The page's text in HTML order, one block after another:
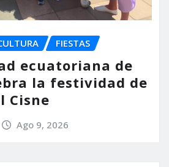
FIESTAS
ecuatoriana de
la festividad de
Cisne
Ago 9, 2026